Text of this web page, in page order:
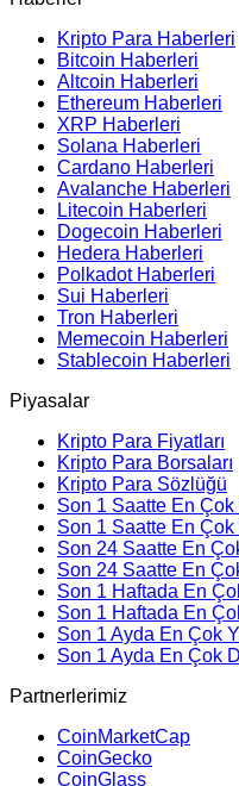
Kripto Para Haberleri
Bitcoin Haberleri
Altcoin Haberleri
Ethereum Haberleri
XRP Haberleri
Solana Haberleri
Cardano Haberleri
Avalanche Haberleri
Litecoin Haberleri
Dogecoin Haberleri
Hedera Haberleri
Polkadot Haberleri
Sui Haberleri
Tron Haberleri
Memecoin Haberleri
Stablecoin Haberleri
Piyasalar
Kripto Para Fiyatları
Kripto Para Borsaları
Kripto Para Sözlüğü
Son 1 Saatte En
Son 1 Saatte En
Son 24 Saatte En
Son 24 Saatte En
Son 1 Haftada En
Son 1 Haftada En
Son 1 Ayda En Çok
Son 1 Ayda En Çok
Partnerlerimiz
CoinMarketCap
CoinGecko
CoinGlass